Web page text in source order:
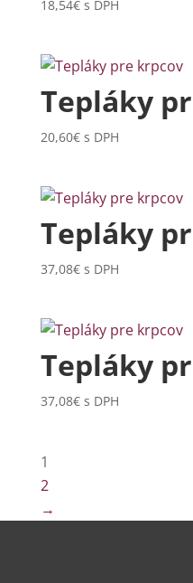
18,54€ s DPH
Tepláky
20,60€ s DPH
Tepláky
37,08€ s DPH
Tepláky
37,08€ s DPH
1
2
→